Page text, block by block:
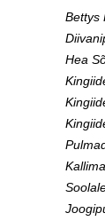
Bettys
Hea